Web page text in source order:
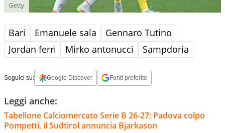
Getty
Bari Emanuele sala
Gennaro Tutino
Jordan ferri
Mirko antonucci Sampdoria
Seguici su: Google Discover Fonti preferite
Leggi anche:
Tabellone Calciomercato Serie B 26-27: Padova colpo
Pompetti, il Sudtirol annuncia Bjarkason